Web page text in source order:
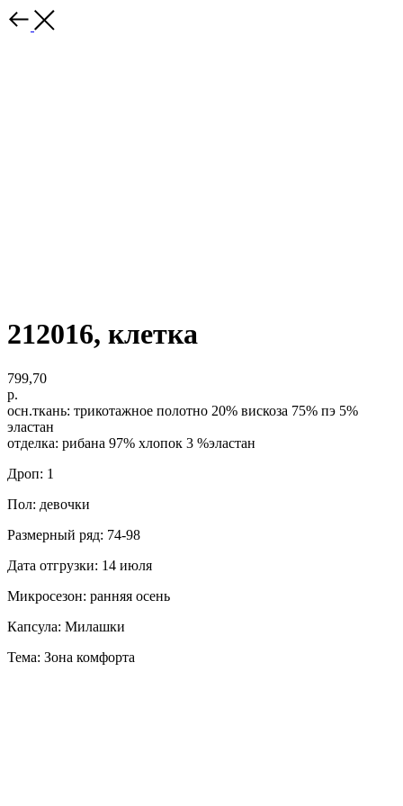
212016, клетка
799,70
р.
осн.ткань: трикотажное полотно 20% вискоза 75% пэ 5%
эластан
отделка: рибана 97% хлопок 3 %эластан
Дроп: 1
Пол: девочки
Размерный ряд: 74-98
Дата отгрузки: 14 июля
Микросезон: ранняя осень
Капсула: Милашки
Тема: Зона комфорта